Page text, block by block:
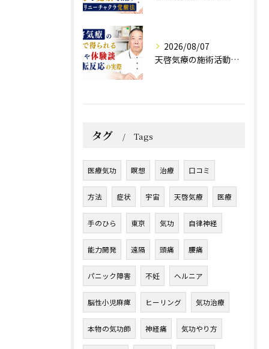
2026/08/07
天啓気療の施術活動で得られる効果や体験談と好転反応の実際
タグ Tags
医療気功 瞑想 治療 口コミ
方法 症状 宇宙 天啓気療 医療
手のひら 東京 気功 自律神経
能力開発 遠隔 頭痛 腰痛
パニック障害 不妊 ヘルニア
脳性小児麻痺 ヒーリング 気功治療
本物の気功師 神経痛 気功やり方